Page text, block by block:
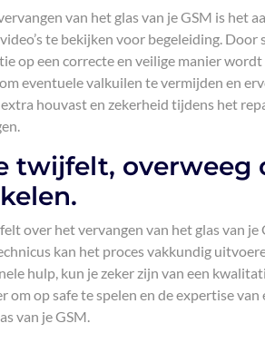
van het glas van je GSM is het
te bekijken voor begeleiding.
op een correcte en veilige manier
eventuele valkuilen te vermijden en
houvast en zekerheid tijdens het
twijfelt, overweeg
over het vervangen van het glas van
kan het proces vakkundig
hulp, kun je zeker zijn van een
om op safe te spelen en de expertise
van je GSM.